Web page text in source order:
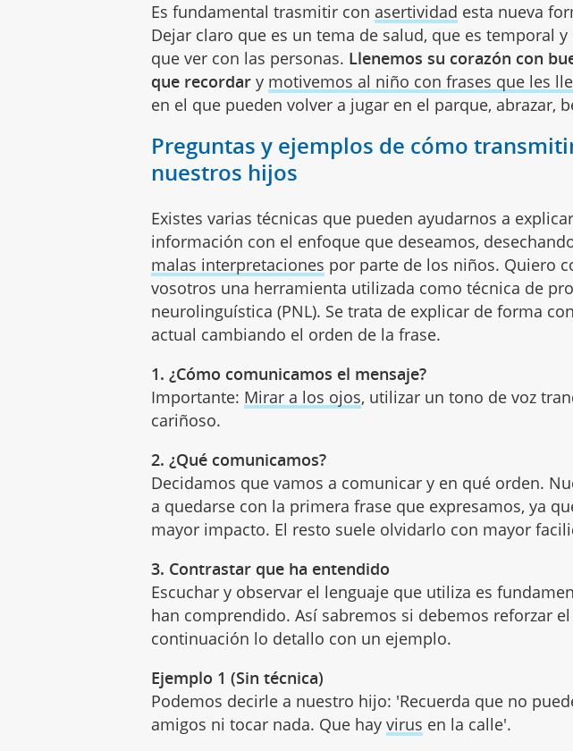
Es fundamental trasmitir con asertividad esta nueva
Dejar claro que es un tema de salud, que es temporal
que ver con las personas. Llenemos su corazón con
que recordar y motivemos al niño con frases que les
en el que pueden volver a jugar en el parque, abrazar,
Preguntas y ejemplos de cómo
nuestros hijos
Existes varias técnicas que pueden ayudarnos a
información con el enfoque que deseamos,
malas interpretaciones por parte de los niños. Quiero
vosotros una herramienta utilizada como técnica de
neurolinguística (PNL). Se trata de explicar de forma
actual cambiando el orden de la frase.
1. ¿Cómo comunicamos el mensaje?
Importante: Mirar a los ojos, utilizar un tono de voz
cariñoso.
2. ¿Qué comunicamos?
Decidamos que vamos a comunicar y en qué orden.
a quedarse con la primera frase que expresamos, ya
mayor impacto. El resto suele olvidarlo con mayor
3. Contrastar que ha entendido
Escuchar y observar el lenguaje que utiliza es
han comprendido. Así sabremos si debemos reforzar
continuación lo detallo con un ejemplo.
Ejemplo 1 (Sin técnica)
Podemos decirle a nuestro hijo: 'Recuerda que no
amigos ni tocar nada. Que hayvirus en la calle'.